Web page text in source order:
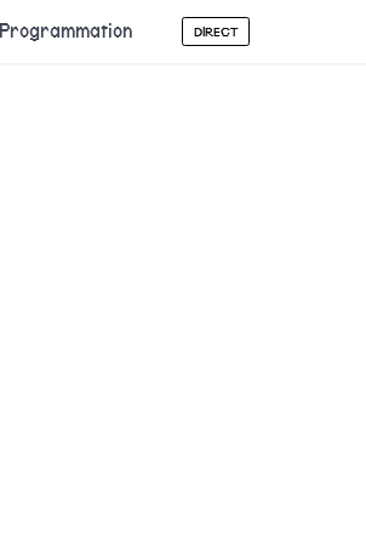
Programmation DIRECT